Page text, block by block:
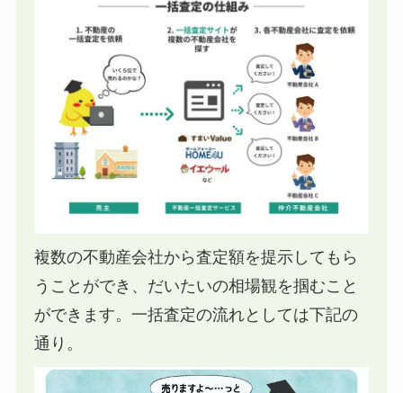
複数の不動産会社から査定額を提示してもら
うことができ、だいたいの相場観を掴むこと
ができます。一括査定の流れとしては下記の
通り。